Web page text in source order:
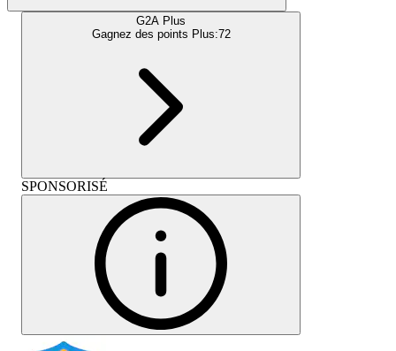
G2A Plus
Gagnez des points Plus:72
SPONSORISÉ